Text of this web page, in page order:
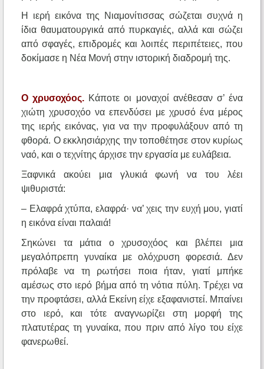
Η ιερή εικόνα της Νιαμονίτισσας σώζεται συχνά η
ίδια θαυματουργικά από πυρκαγιές, αλλά και σώζει
από σφαγές, επιδρομές και λοιπές περιπέτειες, που
δοκίμασε η Νέα Μονή στην ιστορική διαδρομή της.
Ο χρυσοχόος. Κάποτε οι μοναχοί ανέθεσαν σ’ ένα
χιώτη χρυσοχόο να επενδύσει με χρυσό ένα μέρος
της ιερής εικόνας, για να την προφυλάξουν από τη
φθορά. Ο εκκλησιάρχης την τοποθέτησε στον κυρίως
ναό, και ο τεχνίτης άρχισε την εργασία με ευλάβεια.
Ξαφνικά ακούει μια γλυκιά φωνή να του λέει
ψιθυριστά:
– Ελαφρά χτύπα, ελαφρά· να’ χεις την ευχή μου, γιατί
η εικόνα είναι παλαιά!
Σηκώνει τα μάτια ο χρυσοχόος και βλέπει μια
μεγαλόπρεπη γυναίκα με ολόχρυση φορεσιά. Δεν
πρόλαβε να τη ρωτήσει ποια ήταν, γιατί μπήκε
αμέσως στο ιερό βήμα από τη νότια πύλη. Τρέχει να
την προφτάσει, αλλά Εκείνη είχε εξαφανιστεί. Μπαίνει
στο ιερό, και τότε αναγνωρίζει στη μορφή της
πλατυτέρας τη γυναίκα, που πριν από λίγο του είχε
φανερωθεί.